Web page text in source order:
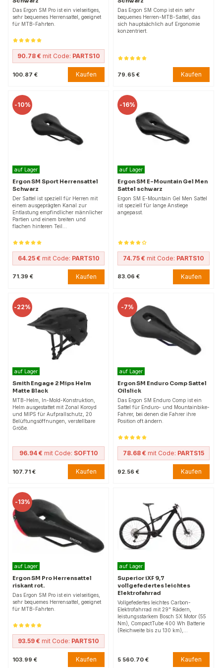
Das Ergon SM Pro ist ein vielseitiges,
sehr bequemes Herrensattel, geeignet
für MTB-Fahrten.
90.78 € mit Code: PARTS10
100.87 € Kaufen
Das Ergon SM Comp ist ein sehr
bequemes Herren-MTB-Sattel, das
sich hauptsächlich auf Ergonomie
konzentriert.
79.65 € Kaufen
-10%
auf Lager
Ergon SM Sport Herrensattel
Schwarz
Der Sattel ist speziell für Herren mit
einem ausgeprägten Kanal zur
Entlastung empfindlicher männlicher
Partien und einem breiten und
flachen hinteren Teil…
64.25 € mit Code: PARTS10
71.39 € Kaufen
-16%
auf Lager
Ergon SM E-Mountain Gel Men
Sattel schwarz
Ergon SM E-Mountain Gel Men Sattel
ist speziell für lange Anstiege
angepasst.
74.75 € mit Code: PARTS10
83.06 € Kaufen
-22%
auf Lager
Smith Engage 2 Mips Helm
Matte Black
MTB-Helm, In-Mold-Konstruktion,
Helm ausgestattet mit Zonal Koroyd
und MIPS für Aufprallschutz, 20
Belüftungsöffnungen, verstellbare
Größe.
96.94 € mit Code: SOFT10
107.71 € Kaufen
-7%
auf Lager
Ergon SM Enduro Comp Sattel
Oilslick
Das Ergon SM Enduro Comp ist ein
Sattel für Enduro- und Mountainbike-
Fahrer, bei denen die Fahrer ihre
Position oft ändern.
78.68 € mit Code: PARTS15
92.56 € Kaufen
-13%
auf Lager
Ergon SM Pro Herrensattel
riskant rot.
Das Ergon SM Pro ist ein vielseitiges,
sehr bequemes Herrensattel, geeignet
für MTB-Fahrten.
93.59 € mit Code: PARTS10
103.99 € Kaufen
auf Lager
Superior iXF 9,7
vollgefedertes leichtes
Elektrofahrrad
Vollgefedertes leichtes Carbon-
Elektrofahrrad mit 29" Rädern,
leistungsstarkem Bosch SX Motor (55
Nm), CompactTube 400 Wh Batterie
(Reichweite bis zu 130 km),…
5 560.70 € Kaufen